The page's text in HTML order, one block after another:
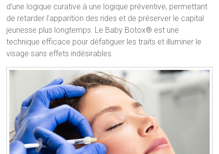
d’une logique curative à une logique préventive, permettant
de retarder l’apparition des rides et de préserver le capital
jeunesse plus longtemps. Le Baby Botox® est une
technique efficace pour défatiguer les traits et illuminer le
visage sans effets indésirables.